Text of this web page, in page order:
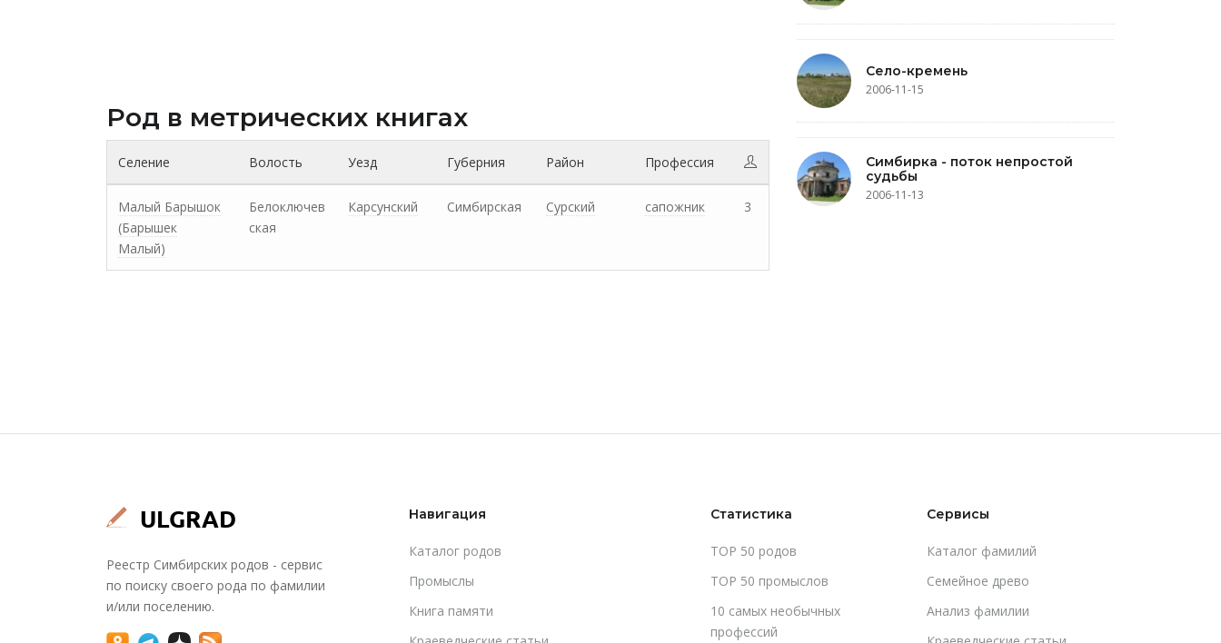
Род в метрических книгах
Селение Волость Уезд Губерния Район Профессия
Малый Барышок
(Барышек
Малый)
Белоключев
ская
Карсунский Симбирская Сурский сапожник 3
Село-кремень
2006-11-15
Симбирка - поток непростой
судьбы
2006-11-13
Реестр Симбирских родов - сервис
по поиску своего рода по фамилии
и/или поселению.
Навигация
Каталог родов
Промыслы
Книга памяти
Статистика
TOP 50 родов
TOP 50 промыслов
10 самых необычных
профессий
Сервисы
Каталог фамилий
Cемейное древо
Анализ фамилии